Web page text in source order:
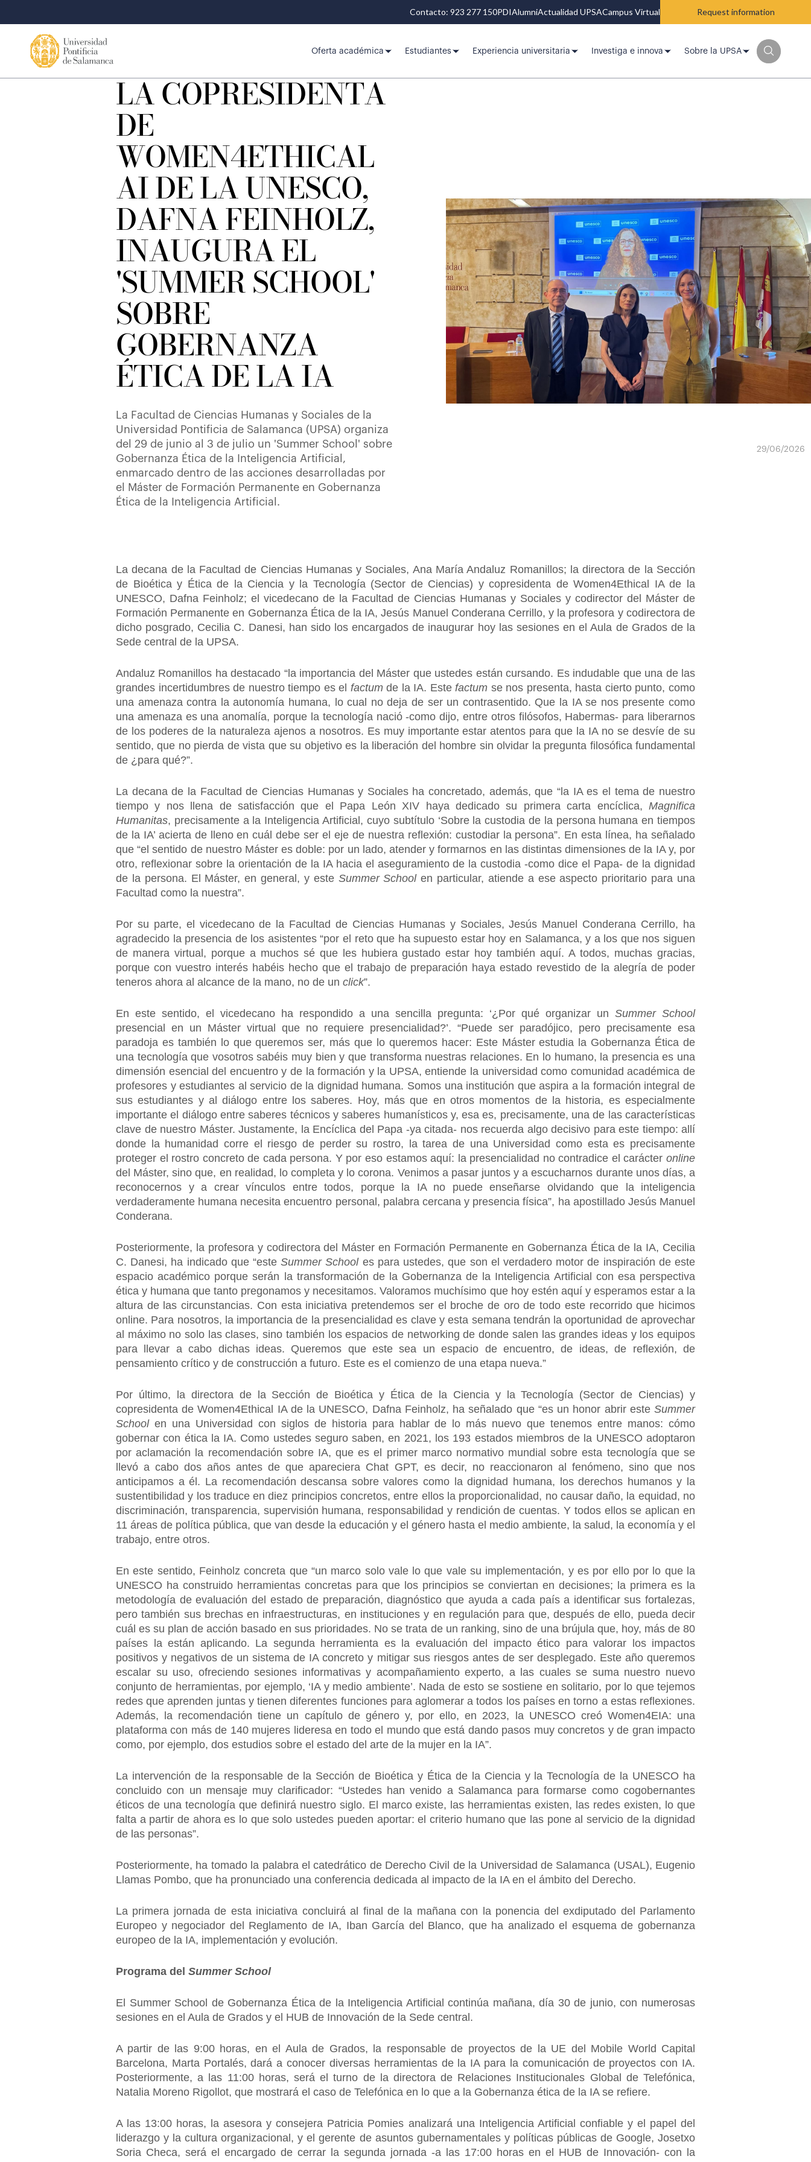
Contacto: 923 277 150PDIAlumniActualidad UPSACampus Virtual Request information
Oferta académica Estudiantes Experiencia universitaria Investiga e innova Sobre la UPSA
LA COPRESIDENTA
DE
WOMEN4ETHICAL
AI DE LA UNESCO,
DAFNA FEINHOLZ,
INAUGURA EL
'SUMMER SCHOOL'
SOBRE
GOBERNANZA
ÉTICA DE LA IA
La Facultad de Ciencias Humanas y Sociales de la
Universidad Pontificia de Salamanca (UPSA) organiza
del 29 de junio al 3 de julio un 'Summer School' sobre
Gobernanza Ética de la Inteligencia Artificial,
enmarcado dentro de las acciones desarrolladas por
el Máster de Formación Permanente en Gobernanza
Ética de la Inteligencia Artificial.
29/06/2026
La decana de la Facultad de Ciencias Humanas y Sociales, Ana María Andaluz Romanillos; la directora de la Sección
de Bioética y Ética de la Ciencia y la Tecnología (Sector de Ciencias) y copresidenta de Women4Ethical IA de la
UNESCO, Dafna Feinholz; el vicedecano de la Facultad de Ciencias Humanas y Sociales y codirector del Máster de
Formación Permanente en Gobernanza Ética de la IA, Jesús Manuel Conderana Cerrillo, y la profesora y codirectora de
dicho posgrado, Cecilia C. Danesi, han sido los encargados de inaugurar hoy las sesiones en el Aula de Grados de la
Sede central de la UPSA.
Andaluz Romanillos ha destacado “la importancia del Máster que ustedes están cursando. Es indudable que una de las
grandes incertidumbres de nuestro tiempo es el factum de la IA. Estefactum se nos presenta, hasta cierto punto, como
una amenaza contra la autonomía humana, lo cual no deja de ser un contrasentido. Que la IA se nos presente como
una amenaza es una anomalía, porque la tecnología nació -como dijo, entre otros filósofos, Habermas- para liberarnos
de los poderes de la naturaleza ajenos a nosotros. Es muy importante estar atentos para que la IA no se desvíe de su
sentido, que no pierda de vista que su objetivo es la liberación del hombre sin olvidar la pregunta filosófica fundamental
de ¿para qué?”.
La decana de la Facultad de Ciencias Humanas y Sociales ha concretado, además, que “la IA es el tema de nuestro
tiempo y nos llena de satisfacción que el Papa León XIV haya dedicado su primera carta encíclica, Magnifica
Humanitas, precisamente a la Inteligencia Artificial, cuyo subtítulo ‘Sobre la custodia de la persona humana en tiempos
de la IA’ acierta de lleno en cuál debe ser el eje de nuestra reflexión: custodiar la persona”. En esta línea, ha señalado
que “el sentido de nuestro Máster es doble: por un lado, atender y formarnos en las distintas dimensiones de la IA y, por
otro, reflexionar sobre la orientación de la IA hacia el aseguramiento de la custodia -como dice el Papa- de la dignidad
de la persona. El Máster, en general, y este Summer Schoolen particular, atiende a ese aspecto prioritario para una
Facultad como la nuestra”.
Por su parte, el vicedecano de la Facultad de Ciencias Humanas y Sociales, Jesús Manuel Conderana Cerrillo, ha
agradecido la presencia de los asistentes “por el reto que ha supuesto estar hoy en Salamanca, y a los que nos siguen
de manera virtual, porque a muchos sé que les hubiera gustado estar hoy también aquí. A todos, muchas gracias,
porque con vuestro interés habéis hecho que el trabajo de preparación haya estado revestido de la alegría de poder
teneros ahora al alcance de la mano, no de un click”.
En este sentido, el vicedecano ha respondido a una sencilla pregunta: ‘¿Por qué organizar un Summer School
presencial en un Máster virtual que no requiere presencialidad?’. “Puede ser paradójico, pero precisamente esa
paradoja es también lo que queremos ser, más que lo queremos hacer: Este Máster estudia la Gobernanza Ética de
una tecnología que vosotros sabéis muy bien y que transforma nuestras relaciones. En lo humano, la presencia es una
dimensión esencial del encuentro y de la formación y la UPSA, entiende la universidad como comunidad académica de
profesores y estudiantes al servicio de la dignidad humana. Somos una institución que aspira a la formación integral de
sus estudiantes y al diálogo entre los saberes. Hoy, más que en otros momentos de la historia, es especialmente
importante el diálogo entre saberes técnicos y saberes humanísticos y, esa es, precisamente, una de las características
clave de nuestro Máster. Justamente, la Encíclica del Papa -ya citada- nos recuerda algo decisivo para este tiempo: allí
donde la humanidad corre el riesgo de perder su rostro, la tarea de una Universidad como esta es precisamente
proteger el rostro concreto de cada persona. Y por eso estamos aquí: la presencialidad no contradice el carácter online
del Máster, sino que, en realidad, lo completa y lo corona. Venimos a pasar juntos y a escucharnos durante unos días, a
reconocernos y a crear vínculos entre todos, porque la IA no puede enseñarse olvidando que la inteligencia
verdaderamente humana necesita encuentro personal, palabra cercana y presencia física”, ha apostillado Jesús Manuel
Conderana.
Posteriormente, la profesora y codirectora del Máster en Formación Permanente en Gobernanza Ética de la IA, Cecilia
C. Danesi, ha indicado que “esteSummer School es para ustedes, que son el verdadero motor de inspiración de este
espacio académico porque serán la transformación de la Gobernanza de la Inteligencia Artificial con esa perspectiva
ética y humana que tanto pregonamos y necesitamos. Valoramos muchísimo que hoy estén aquí y esperamos estar a la
altura de las circunstancias. Con esta iniciativa pretendemos ser el broche de oro de todo este recorrido que hicimos
online. Para nosotros, la importancia de la presencialidad es clave y esta semana tendrán la oportunidad de aprovechar
al máximo no solo las clases, sino también los espacios de networking de donde salen las grandes ideas y los equipos
para llevar a cabo dichas ideas. Queremos que este sea un espacio de encuentro, de ideas, de reflexión, de
pensamiento crítico y de construcción a futuro. Este es el comienzo de una etapa nueva.”
Por último, la directora de la Sección de Bioética y Ética de la Ciencia y la Tecnología (Sector de Ciencias) y
copresidenta de Women4Ethical IA de la UNESCO, Dafna Feinholz, ha señalado que “es un honor abrir este Summer
Schoolen una Universidad con siglos de historia para hablar de lo más nuevo que tenemos entre manos: cómo
gobernar con ética la IA. Como ustedes seguro saben, en 2021, los 193 estados miembros de la UNESCO adoptaron
por aclamación la recomendación sobre IA, que es el primer marco normativo mundial sobre esta tecnología que se
llevó a cabo dos años antes de que apareciera Chat GPT, es decir, no reaccionaron al fenómeno, sino que nos
anticipamos a él. La recomendación descansa sobre valores como la dignidad humana, los derechos humanos y la
sustentibilidad y los traduce en diez principios concretos, entre ellos la proporcionalidad, no causar daño, la equidad, no
discriminación, transparencia, supervisión humana, responsabilidad y rendición de cuentas. Y todos ellos se aplican en
11 áreas de política pública, que van desde la educación y el género hasta el medio ambiente, la salud, la economía y el
trabajo, entre otros.
En este sentido, Feinholz concreta que “un marco solo vale lo que vale su implementación, y es por ello por lo que la
UNESCO ha construido herramientas concretas para que los principios se conviertan en decisiones; la primera es la
metodología de evaluación del estado de preparación, diagnóstico que ayuda a cada país a identificar sus fortalezas,
pero también sus brechas en infraestructuras, en instituciones y en regulación para que, después de ello, pueda decir
cuál es su plan de acción basado en sus prioridades. No se trata de un ranking, sino de una brújula que, hoy, más de 80
países la están aplicando. La segunda herramienta es la evaluación del impacto ético para valorar los impactos
positivos y negativos de un sistema de IA concreto y mitigar sus riesgos antes de ser desplegado. Este año queremos
escalar su uso, ofreciendo sesiones informativas y acompañamiento experto, a las cuales se suma nuestro nuevo
conjunto de herramientas, por ejemplo, ‘IA y medio ambiente’. Nada de esto se sostiene en solitario, por lo que tejemos
redes que aprenden juntas y tienen diferentes funciones para aglomerar a todos los países en torno a estas reflexiones.
Además, la recomendación tiene un capítulo de género y, por ello, en 2023, la UNESCO creó Women4EIA: una
plataforma con más de 140 mujeres lideresa en todo el mundo que está dando pasos muy concretos y de gran impacto
como, por ejemplo, dos estudios sobre el estado del arte de la mujer en la IA”.
La intervención de la responsable de la Sección de Bioética y Ética de la Ciencia y la Tecnología de la UNESCO ha
concluido con un mensaje muy clarificador: “Ustedes han venido a Salamanca para formarse como cogobernantes
éticos de una tecnología que definirá nuestro siglo. El marco existe, las herramientas existen, las redes existen, lo que
falta a partir de ahora es lo que solo ustedes pueden aportar: el criterio humano que las pone al servicio de la dignidad
de las personas”.
Posteriormente, ha tomado la palabra el catedrático de Derecho Civil de la Universidad de Salamanca (USAL), Eugenio
Llamas Pombo, que ha pronunciado una conferencia dedicada al impacto de la IA en el ámbito del Derecho.
La primera jornada de esta iniciativa concluirá al final de la mañana con la ponencia del exdiputado del Parlamento
Europeo y negociador del Reglamento de IA, Iban García del Blanco, que ha analizado el esquema de gobernanza
europeo de la IA, implementación y evolución.
Programa del Summer School
El Summer School de Gobernanza Ética de la Inteligencia Artificial continúa mañana, día 30 de junio, con numerosas
sesiones en el Aula de Grados y el HUB de Innovación de la Sede central.
A partir de las 9:00 horas, en el Aula de Grados, la responsable de proyectos de la UE del Mobile World Capital
Barcelona, Marta Portalés, dará a conocer diversas herramientas de la IA para la comunicación de proyectos con IA.
Posteriormente, a las 11:00 horas, será el turno de la directora de Relaciones Institucionales Global de Telefónica,
Natalia Moreno Rigollot, que mostrará el caso de Telefónica en lo que a la Gobernanza ética de la IA se refiere.
A las 13:00 horas, la asesora y consejera Patricia Pomies analizará una Inteligencia Artificial confiable y el papel del
liderazgo y la cultura organizacional, y el gerente de asuntos gubernamentales y políticas públicas de Google, Josetxo
Soria Checa, será el encargado de cerrar la segunda jornada -a las 17:00 horas en el HUB de Innovación- con la